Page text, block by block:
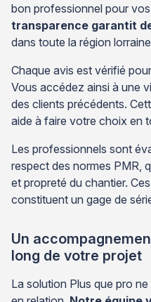
bon professionnel pour
transparence garantit
dans toute la région
Chaque avis est vérifié
Vous accédez ainsi à une
des clients précédents.
aide à faire votre choix en
Les professionnels sont
respect des normes PMR,
et propreté du chantier.
constituent un gage de
Un
long de votre projet
La solution Plus que pro